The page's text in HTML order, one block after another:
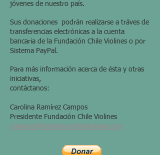
jóvenes de nuestro país.
Sus donaciones podrán realizarse a tráves de
transferencias electrónicas a la cuenta
bancaria de la Fundación Chile Violines o por
Sistema PayPal.
Para más información acerca de ésta y otras
iniciativas,
contáctanos:
Carolina Ramírez Campos
Presidente Fundación Chile Violines
cramirez@fundacionchileviolines.com